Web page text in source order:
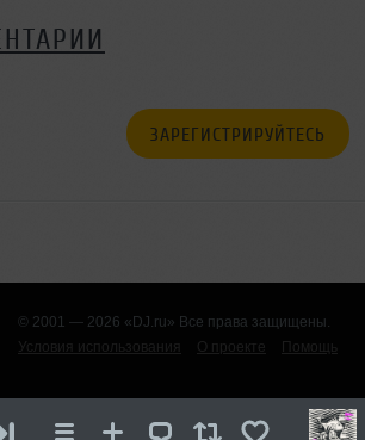
ЗАРЕГИСТРИРУЙТЕСЬ
© 2001 — 2026 «DJ.ru» Все права защищены.
Условия использования
О проекте Помощь